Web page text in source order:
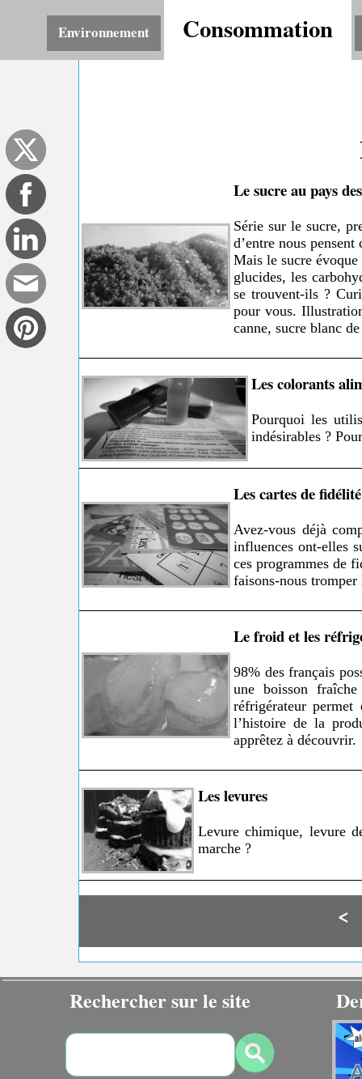
Environnement Consommation
Le sucre au pays
Série sur le sucre,
d’entre nous
Mais le sucre
glucides, les
se trouvent-ils ?
pour vous.
canne, sucre blanc
Les colorants
Pourquoi les
indésirables ?
Les cartes de fidélité
Avez-vous déjà
influences ont-elles
ces programmes de
faisons-nous tromper
Le froid et les
98% des français
une boisson
réfrigérateur permet
l’histoire de la
apprêtez à découvrir.
Les levures
Levure chimique, levure
marche ?
<
Rechercher sur le site